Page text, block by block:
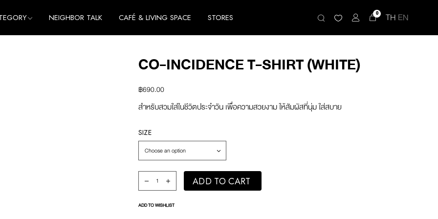
NEIGHBOR TALK CAFÉ & LIVING SPACE STORES 0 TH EN
CO-INCIDENCE T-SHIRT (WHITE)
฿690.00
สำหรับสวมใส่ในชีวิตประจำวัน เพื่อความสวยงาม ให้สัมผัสที่นุ่ม ใส่สบาย
SIZE
Choose an option
co-incidence T-Shirt (White) quantity
ADD TO CART
ADD TO WISHLIST